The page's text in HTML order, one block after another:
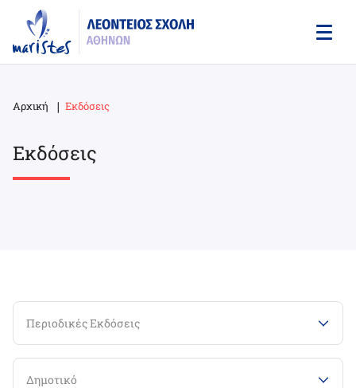
main
content
Breadcrumb
Αρχική Εκδόσεις
Εκδόσεις
Περιοδικές Εκδόσεις
Δημοτικό